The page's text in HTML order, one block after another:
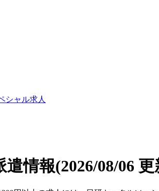
シャル求人
遣情報(2026/08/06